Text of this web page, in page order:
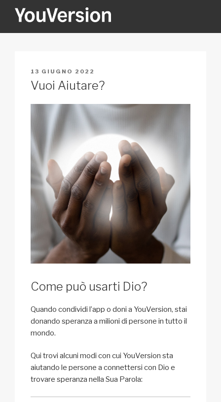
YOUVERSION
PUBBLICATO
IL
13 GIUGNO 2022
Vuoi Aiutare?
Come può usarti Dio?
Quando condividi l’app o doni a YouVersion, stai
donando speranza a milioni di persone in tutto il
mondo.
Qui trovi alcuni modi con cui YouVersion sta
aiutando le persone a connettersi con Dio e
trovare speranza nella Sua Parola: